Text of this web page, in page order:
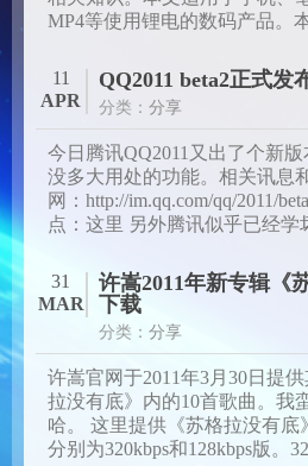
MP4等使用锂电的数码产品。
QQ2011 beta2正式发
分类： 分享
11
APR
今日腾讯QQ2011又出了个新
没多大用处的功能。相关讯息
网：http://im.qq.com/qq/2011/
点：这里 另外腾讯似乎已经学
许嵩2011年新专辑《
下载
分类： 分享
31
MAR
许嵩官网于2011年3月30日提
拉没有底》内的10首歌曲。我
哈。 这里提供《苏格拉没有底
分别为320kbps和128kbps版。